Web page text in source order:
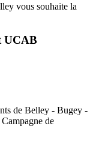
vous souhaite la
UCAB
de Belley - Bugey -
de